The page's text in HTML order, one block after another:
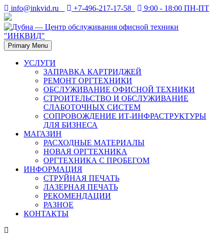
Skip
to
content
info@inkvid.ru +7-496-217-17-58 9:00 - 18:00 ПН-ПТ
Дубна — Центр
обслуживания офисной
техники "ИНКВИД"
Дубна. Восстановление и заправка лазерных картриджей в
Дубне. Ремонт оргтехники — принтеров, копиров (ксероксов),
факсов, плоттеров.
Primary Menu
УСЛУГИ
ЗАПРАВКА КАРТРИДЖЕЙ
РЕМОНТ ОРГТЕХНИКИ
ОБСЛУЖИВАНИЕ ОФИСНОЙ ТЕХНИКИ
СТРОИТЕЛЬСТВО И ОБСЛУЖИВАНИЕ
СЛАБОТОЧНЫХ СИСТЕМ
СОПРОВОЖДЕНИЕ ИТ-ИНФРАСТРУКТУРЫ
ДЛЯ БИЗНЕСА
МАГАЗИН
РАСХОДНЫЕ МАТЕРИАЛЫ
НОВАЯ ОРГТЕХНИКА
ОРГТЕХНИКА С ПРОБЕГОМ
ИНФОРМАЦИЯ
СТРУЙНАЯ ПЕЧАТЬ
ЛАЗЕРНАЯ ПЕЧАТЬ
РЕКОМЕНДАЦИИ
РАЗНОЕ
КОНТАКТЫ